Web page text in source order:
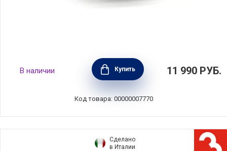
Кастрюля из нержавеющей стали глубокая
"Атлантико" объем 2,2 л, диаметр 16 см,
Silampos, Португалия, 632125V56616
В наличии Купить 11 990 РУБ.
Код товара: 00000007770
Сделано
в Италии